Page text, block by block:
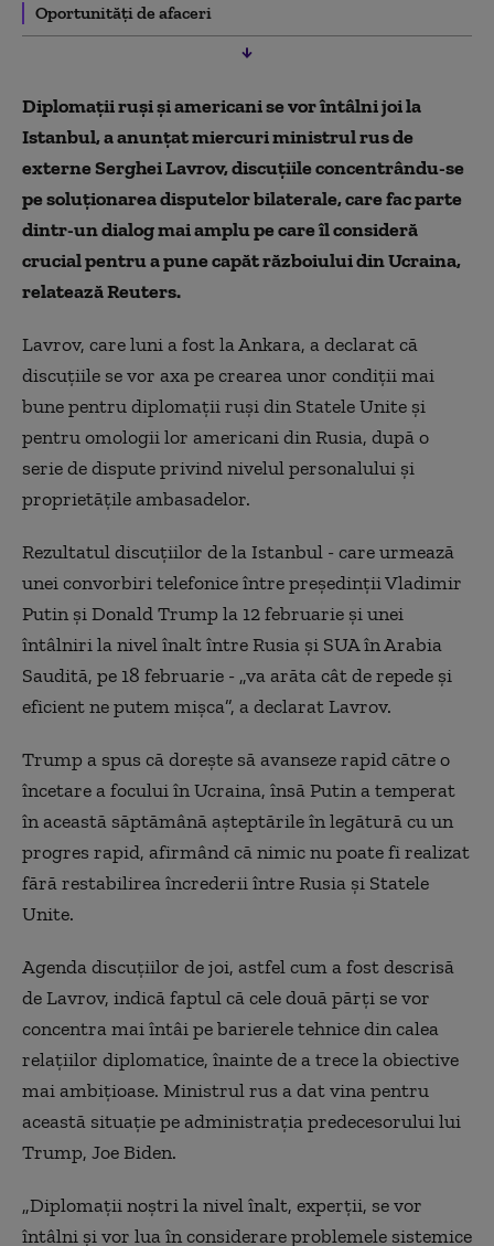
Oportunități de afaceri
Diplomaţii ruşi şi americani se vor întâlni joi la
Istanbul, a anunţat miercuri ministrul rus de
externe Serghei Lavrov, discuţiile concentrându-se
pe soluţionarea disputelor bilaterale, care fac parte
dintr-un dialog mai amplu pe care îl consideră
crucial pentru a pune capăt războiului din Ucraina,
relatează Reuters.
Lavrov, care luni a fost la Ankara, a declarat că
discuţiile se vor axa pe crearea unor condiţii mai
bune pentru diplomaţii ruşi din Statele Unite şi
pentru omologii lor americani din Rusia, după o
serie de dispute privind nivelul personalului şi
proprietăţile ambasadelor.
Rezultatul discuţiilor de la Istanbul - care urmează
unei convorbiri telefonice între preşedinţii Vladimir
Putin şi Donald Trump la 12 februarie şi unei
întâlniri la nivel înalt între Rusia şi SUA în Arabia
Saudită, pe 18 februarie - „va arăta cât de repede şi
eficient ne putem mişca”, a declarat Lavrov.
Trump a spus că doreşte să avanseze rapid către o
încetare a focului în Ucraina, însă Putin a temperat
în această săptămână aşteptările în legătură cu un
progres rapid, afirmând că nimic nu poate fi realizat
fără restabilirea încrederii între Rusia şi Statele
Unite.
Agenda discuţiilor de joi, astfel cum a fost descrisă
de Lavrov, indică faptul că cele două părţi se vor
concentra mai întâi pe barierele tehnice din calea
relaţiilor diplomatice, înainte de a trece la obiective
mai ambiţioase. Ministrul rus a dat vina pentru
această situaţie pe administraţia predecesorului lui
Trump, Joe Biden.
„Diplomaţii noştri la nivel înalt, experţii, se vor
întâlni şi vor lua în considerare problemele sistemice